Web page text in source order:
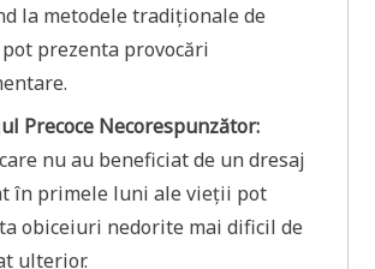
la metodele tradiționale de
prezenta provocări
Precoce Necorespunzător:
nu au beneficiat de un dresaj
în primele luni ale vieții pot
obiceiuri nedorite mai dificil de
ulterior.